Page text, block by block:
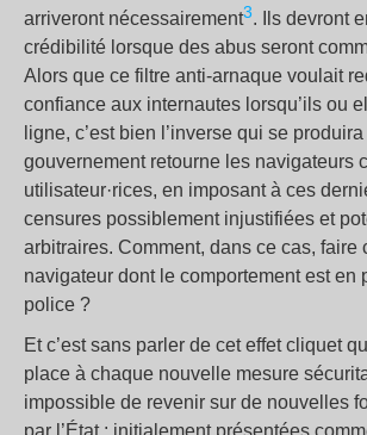
arriveront nécessairement3. Ils devront
crédibilité lorsque des abus seront
Alors que ce filtre anti-arnaque voulait
confiance aux internautes lorsqu’ils ou
ligne, c’est bien l’inverse qui se
gouvernement retourne les navigateurs
utilisateur·rices, en imposant à ces
censures possiblement injustifiées et
arbitraires. Comment, dans ce cas, faire
navigateur dont le comportement est en
police ?
Et c’est sans parler de cet effet cliquet
place à chaque nouvelle mesure
impossible de revenir sur de nouvelles
par l’État : initialement présentées